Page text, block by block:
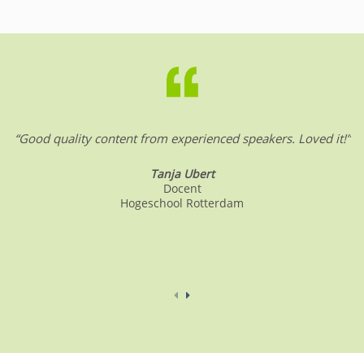
“Good quality content from experienced speakers. Loved it!”
Tanja Ubert
Docent
Hogeschool Rotterdam